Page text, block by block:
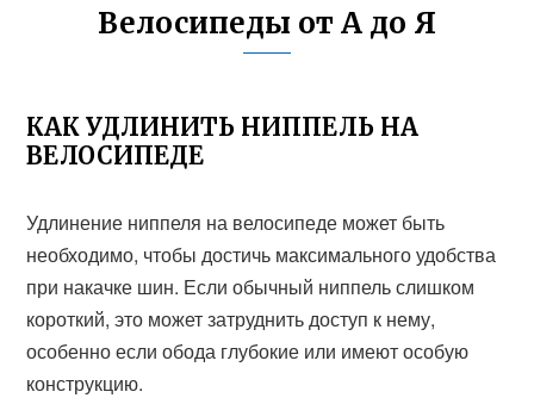
Велосипеды от А до Я
КАК УДЛИНИТЬ НИППЕЛЬ НА
ВЕЛОСИПЕДЕ
Удлинение ниппеля на велосипеде может быть
необходимо, чтобы достичь максимального удобства
при накачке шин. Если обычный ниппель слишком
короткий, это может затруднить доступ к нему,
особенно если обода глубокие или имеют особую
конструкцию.